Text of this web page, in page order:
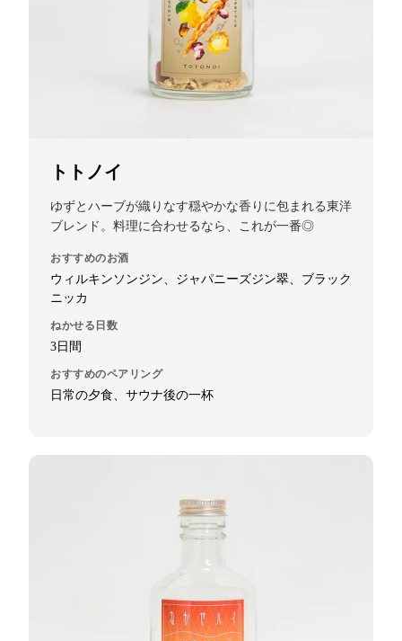
トトノイ
ゆずとハーブが織りなす穏やかな香りに包まれる東洋
ブレンド。料理に合わせるなら、これが一番◎
おすすめのお酒
ウィルキンソンジン、ジャパニーズジン翠、ブラック
ニッカ
ねかせる日数
3日間
おすすめのペアリング
日常の夕食、サウナ後の一杯